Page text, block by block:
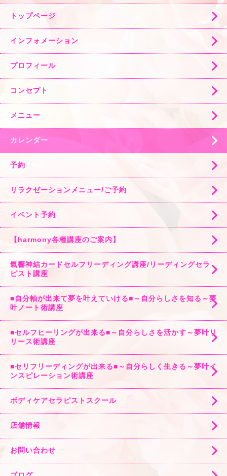
トップページ
インフォメーション
プロフィール
コンセプト
メニュー
カレンダー
予約
リラクゼーションメニュー/ご予約
イベント予約
【harmony各種講座のご案内】
氣響神結カードセルフリーディング講座/リーディングセラ
ピスト講座
■自分軸が出来て夢を叶えていける■～自分らしさを知る～夢
叶ノート術講座
■セルフヒーリングが出来る■～自分らしさを活かす～夢叶リ
リース術講座
■セリフリーディングが出来る■～自分らしく生きる～夢叶イ
ンスピレーション術講座
ボディケアセラピストスクール
店舗情報
お問い合わせ